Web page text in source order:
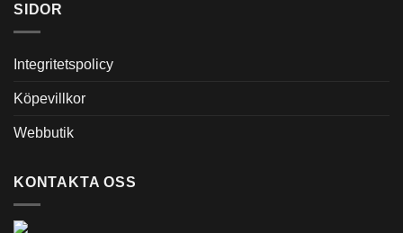
SIDOR
Integritetspolicy
Köpevillkor
Webbutik
KONTAKTA OSS